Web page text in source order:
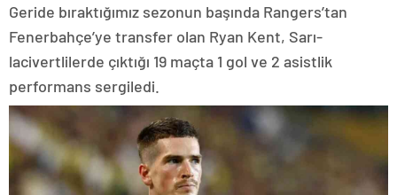
Geride bıraktığımız sezonun başında Rangers’tan
Fenerbahçe’ye transfer olan Ryan Kent, Sarı-
lacivertlilerde çıktığı 19 maçta 1 gol ve 2 asistlik
performans sergiledi.